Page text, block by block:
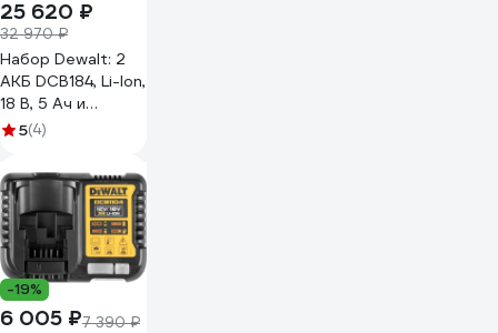
25 620 ₽
32 970 ₽
Набор Dewalt: 2
АКБ DCB184, Li-Ion,
18 В, 5 Ач и
зарядное
DCB1104, 12/18 В, 4
A DCB1104P2
DCB1104P2-QW
5(4)
-19%
6 005 ₽7 390 ₽